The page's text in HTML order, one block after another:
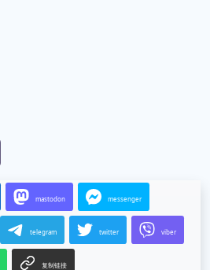
mastodon messenger
telegram twitter viber
复制链接